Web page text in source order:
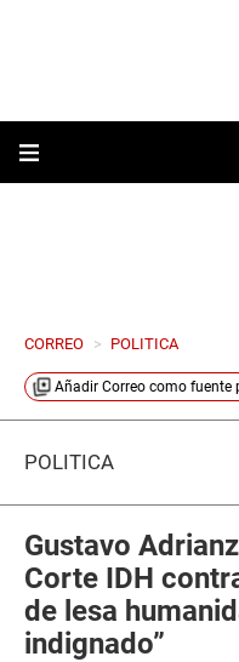
CORREO > POLITICA
Añadir Correo como fuente
POLÍTICA
Gustavo
Corte IDH
de lesa
indignado”